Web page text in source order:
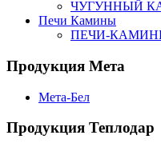
ЧУГУННЫЙ
Печи Камины
ПЕЧИ-
Продукция Мета
Мета-Бел
Продукция Теплодар